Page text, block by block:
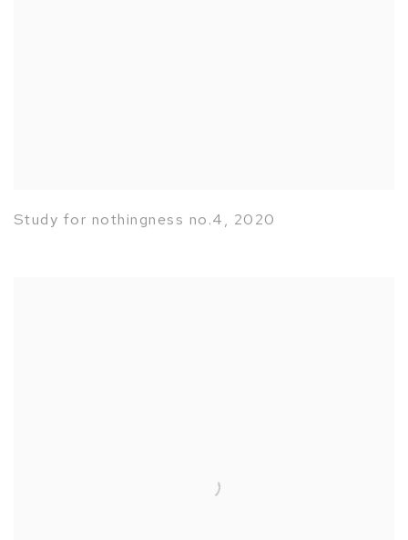
Study for nothingness no.4, 2020